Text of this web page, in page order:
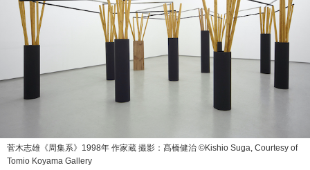
菅木志雄《周集系》1998年 作家蔵 撮影：髙橋健治 ©️Kishio Suga, Courtesy of
Tomio Koyama Gallery